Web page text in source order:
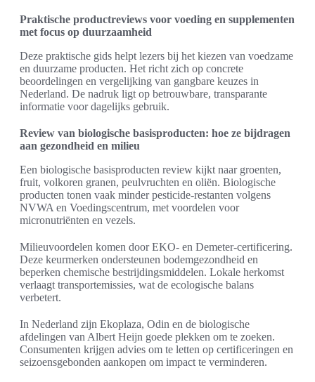
Praktische productreviews voor voeding en supplementen
met focus op duurzaamheid
Deze praktische gids helpt lezers bij het kiezen van voedzame
en duurzame producten. Het richt zich op concrete
beoordelingen en vergelijking van gangbare keuzes in
Nederland. De nadruk ligt op betrouwbare, transparante
informatie voor dagelijks gebruik.
Review van biologische basisproducten: hoe ze bijdragen
aan gezondheid en milieu
Een biologische basisproducten review kijkt naar groenten,
fruit, volkoren granen, peulvruchten en oliën. Biologische
producten tonen vaak minder pesticide-restanten volgens
NVWA en Voedingscentrum, met voordelen voor
micronutriënten en vezels.
Milieuvoordelen komen door EKO- en Demeter-certificering.
Deze keurmerken ondersteunen bodemgezondheid en
beperken chemische bestrijdingsmiddelen. Lokale herkomst
verlaagt transportemissies, wat de ecologische balans
verbetert.
In Nederland zijn Ekoplaza, Odin en de biologische
afdelingen van Albert Heijn goede plekken om te zoeken.
Consumenten krijgen advies om te letten op certificeringen en
seizoensgebonden aankopen om impact te verminderen.